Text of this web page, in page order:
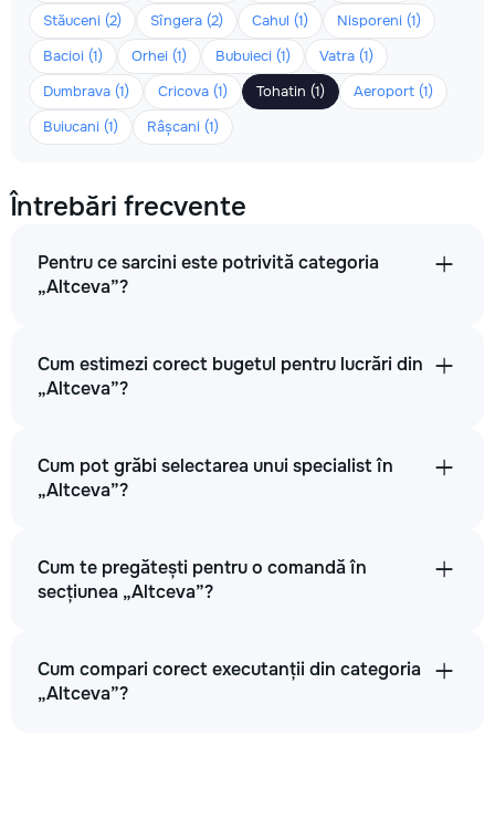
Stăuceni (2)
Sîngera (2) Cahul (1)
Nisporeni (1)
Bacioi (1)
Orhei (1) Bubuieci (1)
Vatra (1)
Dumbrava (1)
Cricova (1) Tohatin (1)
Aeroport (1)
Buiucani (1)
Râșcani (1)
Întrebări frecvente
Pentru ce sarcini este potrivită categoria
„Altceva”?
Cum estimezi corect bugetul pentru lucrări din
„Altceva”?
Cum pot grăbi selectarea unui specialist în
„Altceva”?
Cum te pregătești pentru o comandă în
secțiunea „Altceva”?
Cum compari corect executanții din categoria
„Altceva”?